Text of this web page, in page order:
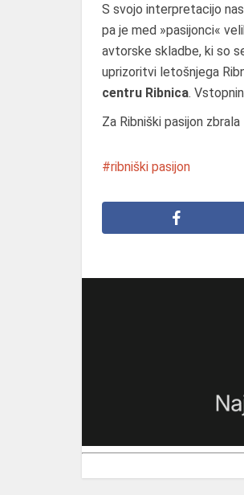
S svojo interpretacijo
pa je med »pasijonci«
avtorske skladbe, ki so
uprizoritvi letošnjega
centru Ribnica.
Za Ribniški pasijon
ribniški pasijon